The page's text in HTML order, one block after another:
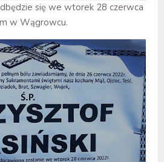
się we wtorek 28 czerwca
w Wągrowcu.